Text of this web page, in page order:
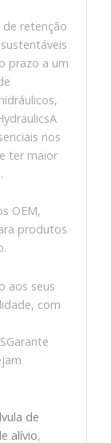
de retenção
prazo a um
nos
ter maior
OEM,
produtos
aos seus
com
de
alívio,